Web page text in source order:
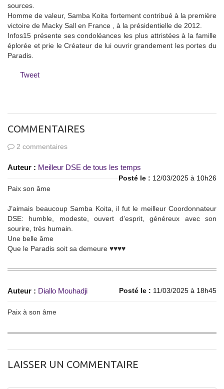
sources.
Homme de valeur, Samba Koita fortement contribué à la première
victoire de Macky Sall en France , à la présidentielle de 2012.
Infos15 présente ses condoléances les plus attristées à la famille
éplorée et prie le Créateur de lui ouvrir grandement les portes du
Paradis.
Tweet
COMMENTAIRES
2 commentaires
Auteur : Meilleur DSE de tous les temps
Posté le : 12/03/2025 à 10h26
Paix son âme
J’aimais beaucoup Samba Koita, il fut le meilleur Coordonnateur
DSE: humble, modeste, ouvert d’esprit, généreux avec son
sourire, très humain.
Une belle âme
Que le Paradis soit sa demeure ♥️♥️♥️♥️
Auteur : Diallo Mouhadji Posté le : 11/03/2025 à 18h45
Paix à son âme
LAISSER UN COMMENTAIRE